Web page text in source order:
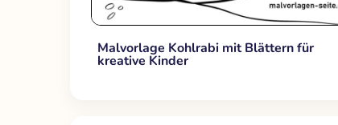
Malvorlage Kohlrabi mit Blättern für
kreative Kinder